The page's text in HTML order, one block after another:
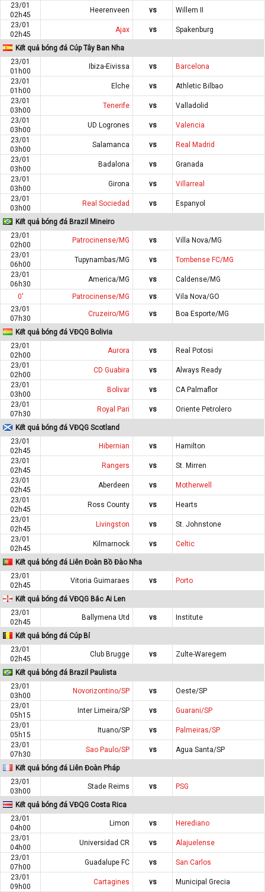
23/01
02h45
Heerenveen vs
Willem II
23/01
02h45
Ajax vs Spakenburg
Kết quả bóng đá Cúp Tây Ban Nha
23/01
01h00
Ibiza-Eivissa vs
Barcelona
23/01
01h00
Elche vs
Athletic Bilbao
23/01
03h00
Tenerife vs
Valladolid
23/01
03h00
UD Logrones vs
Valencia
23/01
03h00
Salamanca vs
Real Madrid
23/01
03h00
Badalona vs
Granada
23/01
03h00
Girona vs
Villarreal
23/01
03h00
Real Sociedad vs Espanyol
Kết quả bóng đá Brazil Mineiro
23/01
02h00
Patrocinense/MG vs
Villa Nova/MG
23/01
06h00
Tupynambas/MG vs
Tombense FC/MG
23/01
06h30
America/MG vs Caldense/MG
0' Patrocinense/MG vs
Vila Nova/GO
23/01
07h30
Cruzeiro/MG vs Boa Esporte/MG
Kết quả bóng đá VĐQG Bolivia
23/01
02h00
Aurora vs
Real Potosi
23/01
02h00
CD Guabira vs
Always Ready
23/01
03h00
Bolivar vs
CA Palmaflor
23/01
07h30
Royal Pari vs Oriente Petrolero
Kết quả bóng đá VĐQG Scotland
23/01
02h45
Hibernian vs
Hamilton
23/01
02h45
Rangers vs
St. Mirren
23/01
02h45
Aberdeen vs
Motherwell
23/01
02h45
Ross County vs
Hearts
23/01
02h45
Livingston vs
St. Johnstone
23/01
02h45
Kilmarnock vs Celtic
Kết quả bóng đá Liên Đoàn Bồ Đào Nha
23/01
02h45
Vitoria Guimaraes vs Porto
Kết quả bóng đá VĐQG Bắc Ai Len
23/01
02h45
Ballymena Utd vs Institute
Kết quả bóng đá Cúp Bỉ
23/01
02h45
Club Brugge vs Zulte-Waregem
Kết quả bóng đá Brazil Paulista
23/01
03h00
Novorizontino/SP vs
Oeste/SP
23/01
05h15
Inter Limeira/SP vs
Guarani/SP
23/01
05h15
Ituano/SP vs
Palmeiras/SP
23/01
07h30
Sao Paulo/SP vs Agua Santa/SP
Kết quả bóng đá Liên Đoàn Pháp
23/01
03h00
Stade Reims vs PSG
Kết quả bóng đá VĐQG Costa Rica
23/01
04h00
Limon vs
Herediano
23/01
04h00
Universidad CR vs
Alajuelense
23/01
07h00
Guadalupe FC vs
San Carlos
23/01
09h00
Cartagines vs Municipal Grecia